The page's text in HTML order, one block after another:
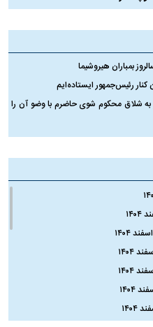
بمباران هیروشیما
کنار رئیس‌جمهور ایستاده‌ایم
به شلاق محکوم شوی حاضرم با وضو آن را